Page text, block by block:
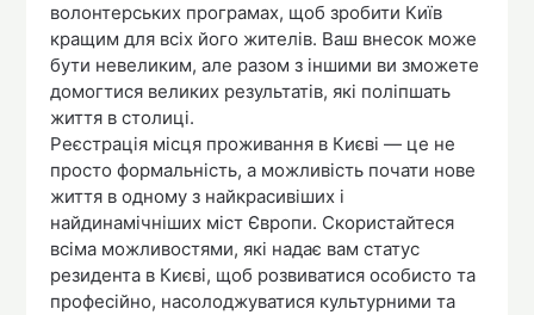
волонтерських програмах, щоб зробити Київ
кращим для всіх його жителів. Ваш внесок може
бути невеликим, але разом з іншими ви зможете
домогтися великих результатів, які поліпшать
життя в столиці.
Реєстрація місця проживання в Києві — це не
просто формальність, а можливість почати нове
життя в одному з найкрасивіших і
найдинамічніших міст Європи. Скористайтеся
всіма можливостями, які надає вам статус
резидента в Києві, щоб розвиватися особисто та
професійно, насолоджуватися культурними та